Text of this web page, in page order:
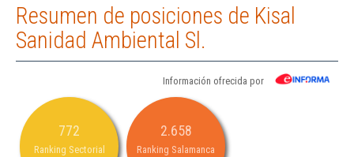
Resumen de posiciones de Kisal
Sanidad Ambiental Sl.
Información ofrecida por
772
Ranking Sectorial
2.658
Ranking Salamanca